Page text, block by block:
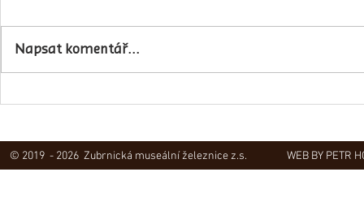
Napsat komentář...
© 2019 - 2026 Zubrnická museální železnice z.s. WEB BY